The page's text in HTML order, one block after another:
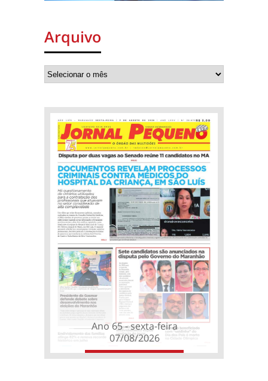
Arquivo
Ano 65 - sexta-feira
07/08/2026